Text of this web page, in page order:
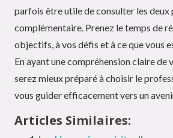
parfois être utile de consulter les deux
complémentaire. Prenez le temps de
objectifs, à vos défis et à ce que vous
En ayant une compréhension claire de
serez mieux préparé à choisir le
vous guider efficacement vers un
Articles Similaires: